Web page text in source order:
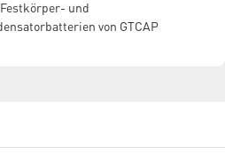
und
von GTCAP